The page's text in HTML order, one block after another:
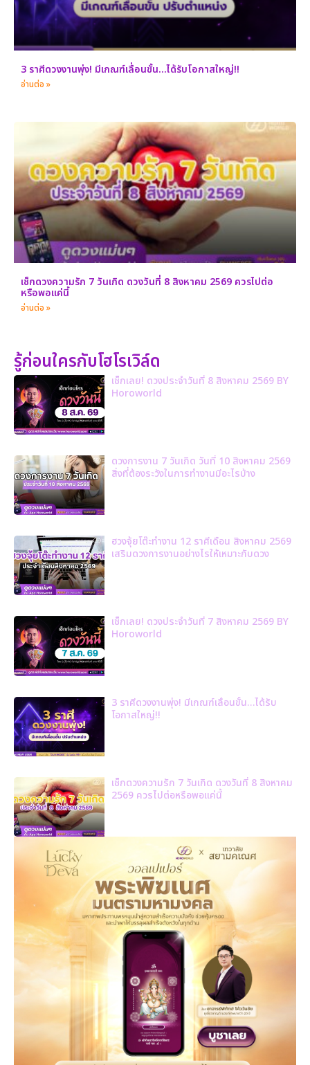
3 ราศีดวงงานพุ่ง! มีเกณฑ์เลื่อนขั้น…ได้รับโอกาสใหญ่!!
อ่านต่อ »
เช็กดวงความรัก 7 วันเกิด ดวงวันที่ 8 สิงหาคม 2569 ควรไปต่อ
หรือพอแค่นี้
อ่านต่อ »
รู้ก่อนใครกับโฮโรเวิล์ด
เช็กเลย! ดวงประจำวันที่ 8 สิงหาคม 2569 BY
Horoworld
ดวงการงาน 7 วันเกิด วันที่ 10 สิงหาคม 2569
สิ่งที่ต้องระวังในการทำงานมีอะไรบ้าง
ฮวงจุ้ยโต๊ะทำงาน 12 ราศีเดือน สิงหาคม 2569
เสริมดวงการงานอย่างไรให้เหมาะกับดวง
เช็กเลย! ดวงประจำวันที่ 7 สิงหาคม 2569 BY
Horoworld
3 ราศีดวงงานพุ่ง! มีเกณฑ์เลื่อนขั้น…ได้รับ
โอกาสใหญ่!!
เช็กดวงความรัก 7 วันเกิด ดวงวันที่ 8 สิงหาคม
2569 ควรไปต่อหรือพอแค่นี้